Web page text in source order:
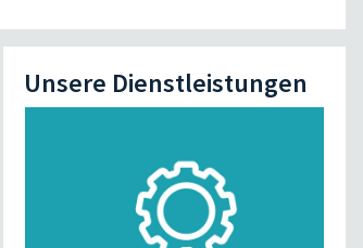
Unsere Dienstleistungen